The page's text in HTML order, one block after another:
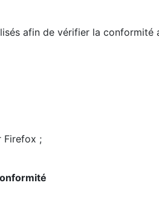
afin de vérifier la conformité
Firefox ;